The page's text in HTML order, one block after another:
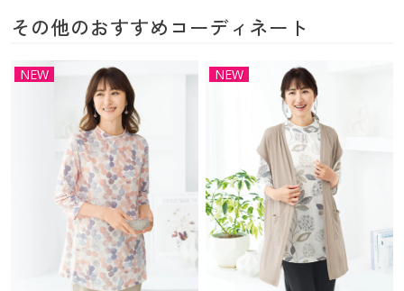
その他のおすすめコーディネート
NEW NEW